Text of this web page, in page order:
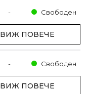
- Свободен
ВИЖ ПОВЕЧЕ
- Свободен
ВИЖ ПОВЕЧЕ